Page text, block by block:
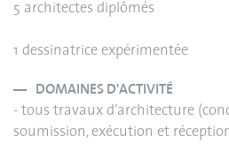
5 architectes diplômés
1 dessinatrice expérimentée
DOMAINES D'ACTIVITÉ
- tous travaux d’architecture
soumission, exécution et